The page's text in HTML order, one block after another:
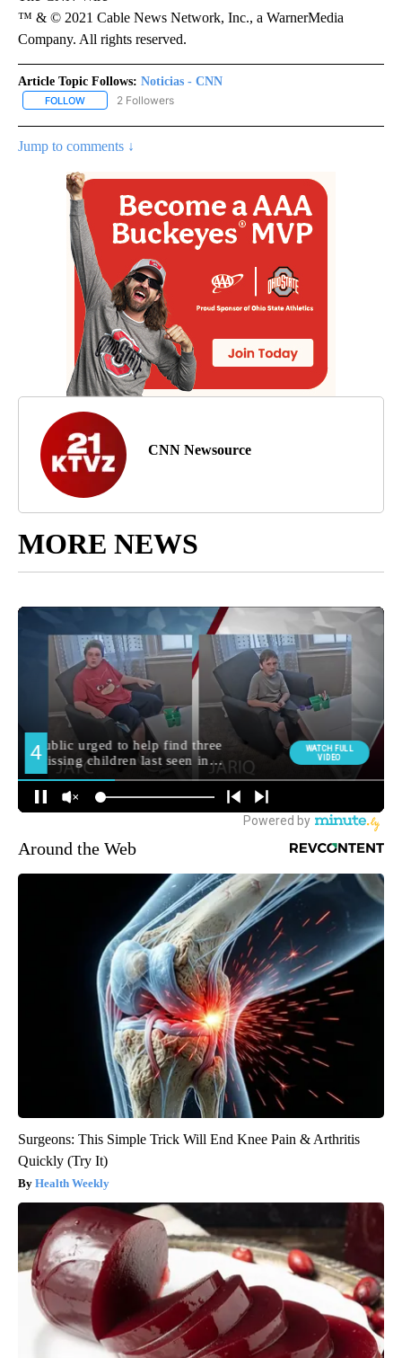
™ & © 2021 Cable News Network, Inc., a WarnerMedia
Company. All rights reserved.
Article Topic Follows: Noticias - CNN
FOLLOW FOLLOW "NOTICIAS - CNN" TO RECEIVE NOTIFICATIONS ABOUT
2 Followers
Jump to comments ↓
CNN Newsource
MORE NEWS
Around the Web
Surgeons: This Simple Trick Will End Knee Pain & Arthritis
Quickly (Try It)
Health Weekly